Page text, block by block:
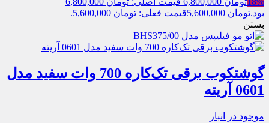
بود.تومان
قیمت فعلی: تومان 5,600,000.
بستن
گوشتکوب برقی تک‌کاره 700 وات سفید مدل
0601 آریته
موجود در انبار